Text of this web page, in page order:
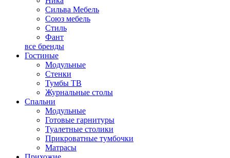
Сильва Мебель
Союз мебель
Стиль
Фант
все бренды
Гостиные
Модульные
Стенки
Тумбы ТВ
Журнальные столы
Спальни
Модульные
Готовые гарнитуры
Туалетные столики
Прикроватные тумбочки
Матрасы